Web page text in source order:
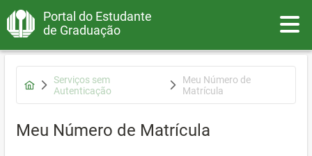
Portal do Estudante
de Graduação
Serviços sem
Autenticação
Meu Número de
Matrícula
Meu Número de Matrícula